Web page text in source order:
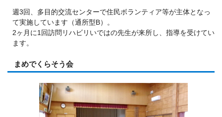
週3回、多目的交流センターで住民ボランティア等が主体となっ
て実施しています（通所型B）。
2ヶ月に1回訪問リハビリいではの先生が来所し、指導を受けてい
ます。
まめでくらそう会